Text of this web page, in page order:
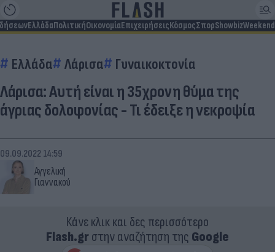
ΕλλάδαΠολιτικήΟικονομίαΕπιχειρήσειςΚόσμοςΣπορShowbizWeekend
Ελλάδα Λάρισα Γυναικοκτονία
Λάρισα: Αυτή είναι η 35χρονη θύμα της
άγριας δολοφονίας - Τι έδειξε η νεκροψία
Αγγελική
Γιαννακού
09.09.2022 14:59
Κάνε κλικ και δες περισσότερο
Flash.grστην αναζήτηση της Google